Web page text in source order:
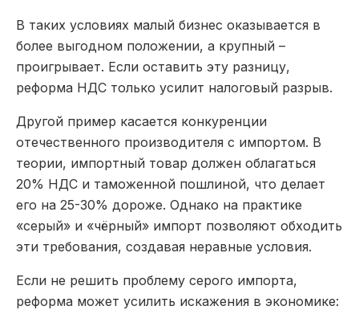
В таких условиях малый бизнес оказывается в
более выгодном положении, а крупный –
проигрывает. Если оставить эту разницу,
реформа НДС только усилит налоговый разрыв.
Другой пример касается конкуренции
отечественного производителя с импортом. В
теории, импортный товар должен облагаться
20% НДС и таможенной пошлиной, что делает
его на 25-30% дороже. Однако на практике
«серый» и «чёрный» импорт позволяют обходить
эти требования, создавая неравные условия.
Если не решить проблему серого импорта,
реформа может усилить искажения в экономике: